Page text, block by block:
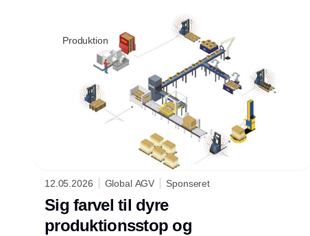
Produktion
12.05.2026 Global AGV Sponseret
Sig farvel til dyre
produktionsstop og